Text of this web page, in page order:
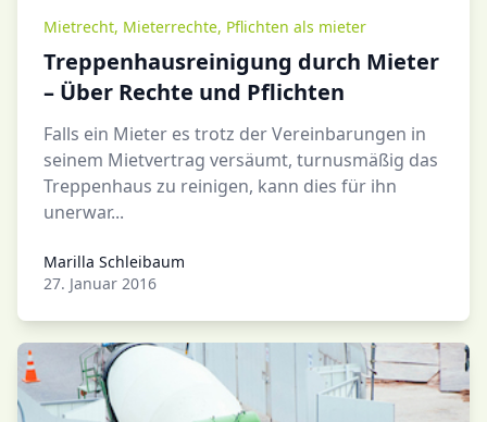
Mietrecht, Mieterrechte, Pflichten als mieter
Treppenhausreinigung durch Mieter
– Über Rechte und Pflichten
Falls ein Mieter es trotz der Vereinbarungen in
seinem Mietvertrag versäumt, turnusmäßig das
Treppenhaus zu reinigen, kann dies für ihn
unerwar...
Marilla Schleibaum
Marilla Schleibaum
27. Januar 2016